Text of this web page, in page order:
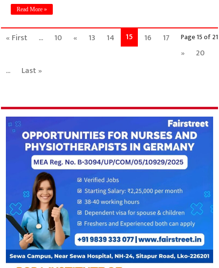
Read More »
Page 15 of 21
« First ... 10 « 13 14 15 16
17
»
20
...
Last »